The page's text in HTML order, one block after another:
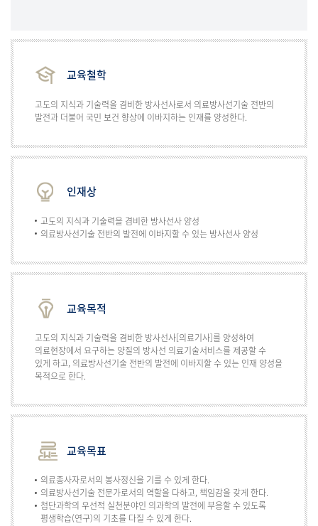
교육철학
고도의 지식과 기술력을 겸비한 방사선사로서 의료방사선기술 전반의
발전과 더불어 국민 보건 향상에 이바지하는 인재를 양성한다.
인재상
고도의 지식과 기술력을 겸비한 방사선사 양성
의료방사선기술 전반의 발전에 이바지할 수 있는 방사선사 양성
교육목적
고도의 지식과 기술력을 겸비한 방사선사[의료기사]를 양성하여
의료현장에서 요구하는 양질의 방사선 의료기술서비스를 제공할 수
있게 하고, 의료방사선기술 전반의 발전에 이바지할 수 있는 인재 양성을
목적으로 한다.
교육목표
의료종사자로서의 봉사정신을 기를 수 있게 한다.
의료방사선기술 전문가로서의 역할을 다하고, 책임감을 갖게 한다.
첨단과학의 우선적 실천분야인 의과학의 발전에 부응할 수 있도록
평생학습(연구)의 기초를 다질 수 있게 한다.